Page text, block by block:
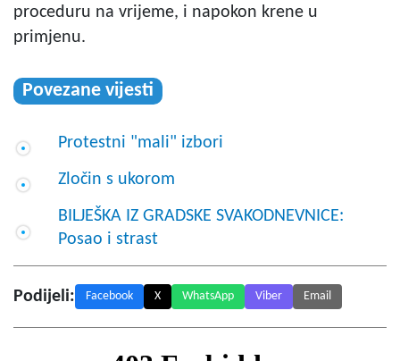
proceduru na vrijeme, i napokon krene u
primjenu.
Povezane vijesti
Protestni "mali" izbori
Zločin s ukorom
BILJEŠKA IZ GRADSKE SVAKODNEVNICE:
Posao i strast
Podijeli: Facebook X WhatsApp Viber Email